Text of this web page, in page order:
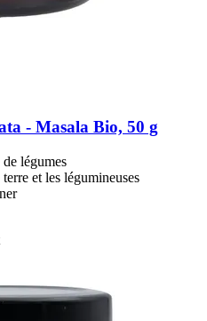
-​ Masala Bio, 50 g
de légumes
et les légumineuses